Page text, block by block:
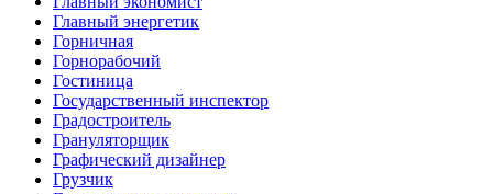
Главный энергетик
Горничная
Горнорабочий
Гостиница
Государственный инспектор
Градостроитель
Грануляторщик
Графический дизайнер
Грузчик